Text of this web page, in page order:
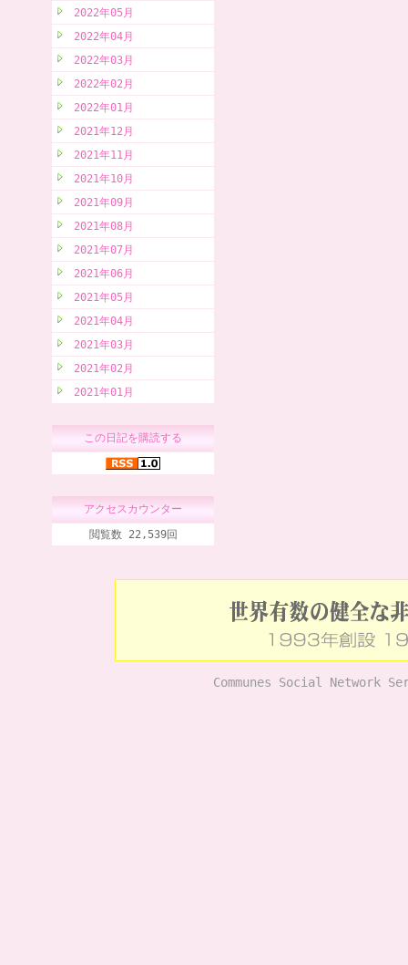
2022年05月
2022年04月
2022年03月
2022年02月
2022年01月
2021年12月
2021年11月
2021年10月
2021年09月
2021年08月
2021年07月
2021年06月
2021年05月
2021年04月
2021年03月
2021年02月
2021年01月
この日記を購読する
アクセスカウンター
閲覧数 22,539回
Communes Social Network